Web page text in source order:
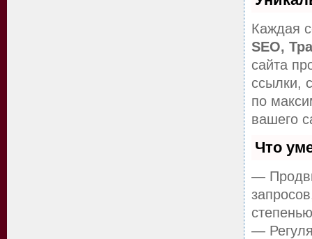
Каждая
SEO,
сайта
ссылки,
по
вашего
Что
—
—